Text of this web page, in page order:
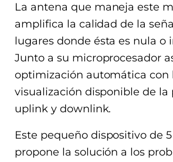
La antena que maneja este
amplifica la calidad de la
lugares donde ésta es nula o
Junto a su microprocesador
optimización automática con
visualización disponible de la
uplink y downlink.
Este pequeño dispositivo de
propone la solución a los